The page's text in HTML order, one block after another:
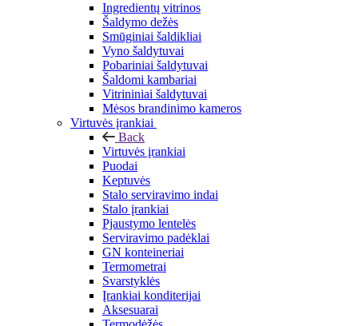
Ingredientų vitrinos
Šaldymo dežės
Smūginiai šaldikliai
Vyno šaldytuvai
Pobariniai šaldytuvai
Šaldomi kambariai
Vitrininiai šaldytuvai
Mėsos brandinimo kameros
Virtuvės įrankiai
Back
Virtuvės įrankiai
Puodai
Keptuvės
Stalo serviravimo indai
Stalo įrankiai
Pjaustymo lentelės
Serviravimo padėklai
GN konteineriai
Termometrai
Svarstyklės
Įrankiai konditerijai
Aksesuarai